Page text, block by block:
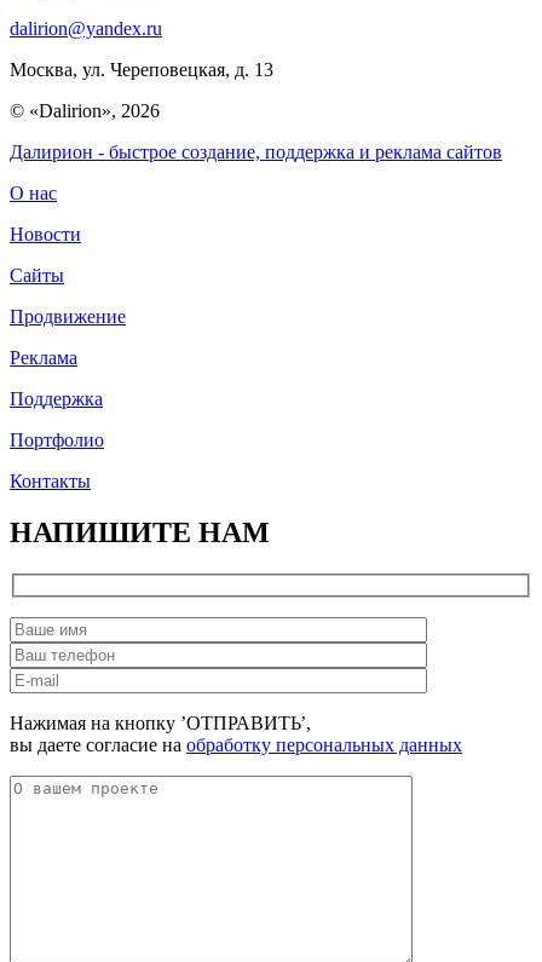
dalirion@yandex.ru
Москва, ул. Череповецкая, д. 13
© «Dalirion», 2026
Далирион - быстрое создание, поддержка и реклама сайтов
О нас
Новости
Сайты
Продвижение
Реклама
Поддержка
Портфолио
Контакты
НАПИШИТЕ НАМ
Нажимая на кнопку ’ОТПРАВИТЬ’,
вы даете согласие на обработку персональных данных